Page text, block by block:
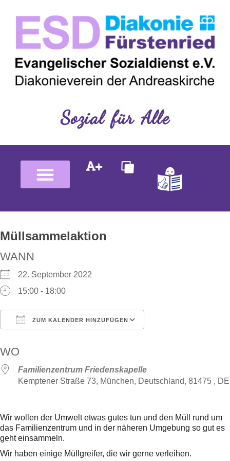
Inhalt
springen
Sozial für Alle
Müllsammelaktion
WANN
22. September 2022
15:00 - 18:00
ZUM KALENDER HINZUFÜGEN
WO
Familienzentrum Friedenskapelle
Kemptener Straße 73, München, Deutschland, 81475 , DE
Wir wollen der Umwelt etwas gutes tun und den Müll rund um
das Familienzentrum und in der näheren Umgebung so gut es
geht einsammeln.
Wir haben einige Müllgreifer, die wir gerne verleihen.